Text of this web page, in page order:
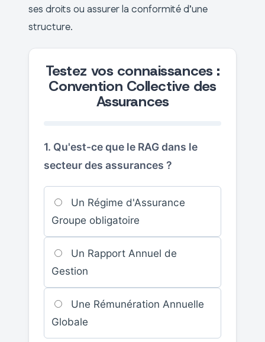
ses droits ou assurer la conformité d’une
structure.
Testez vos connaissances :
Convention Collective des
Assurances
1. Qu'est-ce que le RAG dans le
secteur des assurances ?
Un Régime d'Assurance
Groupe obligatoire
Un Rapport Annuel de
Gestion
Une Rémunération Annuelle
Globale